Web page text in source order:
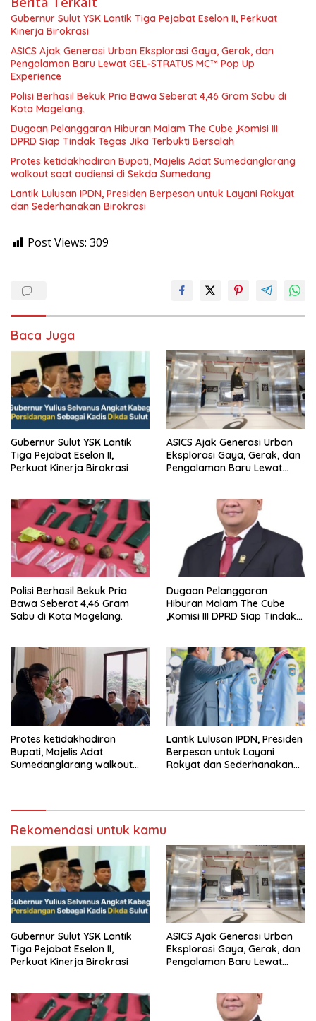
Gubernur Sulut YSK Lantik Tiga Pejabat Eselon II, Perkuat
Kinerja Birokrasi
ASICS Ajak Generasi Urban Eksplorasi Gaya, Gerak, dan
Pengalaman Baru Lewat GEL-STRATUS MC™ Pop Up
Experience
Polisi Berhasil Bekuk Pria Bawa Seberat 4,46 Gram Sabu di
Kota Magelang.
Dugaan Pelanggaran Hiburan Malam The Cube ,Komisi III
DPRD Siap Tindak Tegas Jika Terbukti Bersalah
Protes ketidakhadiran Bupati, Majelis Adat Sumedanglarang
walkout saat audiensi di Sekda Sumedang
Lantik Lulusan IPDN, Presiden Berpesan untuk Layani Rakyat
dan Sederhanakan Birokrasi
Post Views: 309
Baca Juga
Gubernur Sulut YSK Lantik
Tiga Pejabat Eselon II,
Perkuat Kinerja Birokrasi
ASICS Ajak Generasi Urban
Eksplorasi Gaya, Gerak, dan
Pengalaman Baru Lewat
Polisi Berhasil Bekuk Pria
Bawa Seberat 4,46 Gram
Sabu di Kota Magelang.
Dugaan Pelanggaran
Hiburan Malam The Cube
,Komisi III DPRD Siap Tindak
Protes ketidakhadiran
Bupati, Majelis Adat
Sumedanglarang walkout
Lantik Lulusan IPDN, Presiden
Berpesan untuk Layani
Rakyat dan Sederhanakan
Rekomendasi untuk kamu
Gubernur Sulut YSK Lantik
Tiga Pejabat Eselon II,
Perkuat Kinerja Birokrasi
ASICS Ajak Generasi Urban
Eksplorasi Gaya, Gerak, dan
Pengalaman Baru Lewat